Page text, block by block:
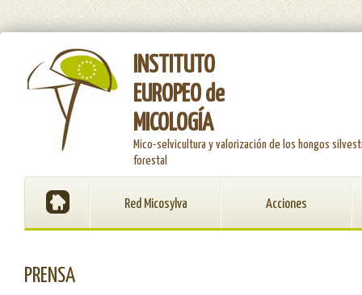
INSTITUTO
EUROPEO de
MICOLOGÍA
Mico-selvicultura y valorización de los hongos
forestal
Red Micosylva Acciones
PRENSA